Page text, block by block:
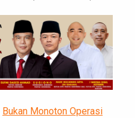
Bukan Monoton Operasi